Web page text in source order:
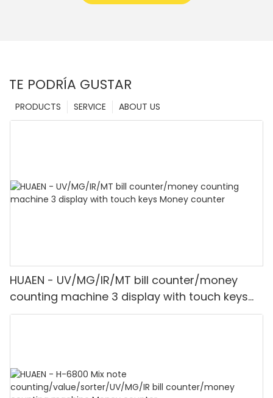
TE PODRÍA GUSTAR
ABOUT US
SERVICE
PRODUCTS
HUAEN - UV/MG/IR/MT bill counter/money
counting machine 3 display with touch keys
Money counter